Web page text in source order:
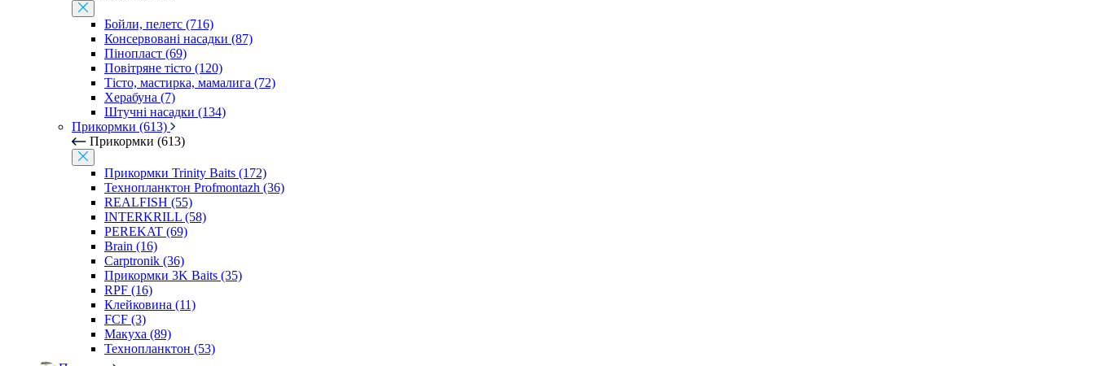
Бойли, пелетс (716)
Консервовані насадки (87)
Пінопласт (69)
Повітряне тісто (120)
Тісто, мастирка, мамалига (72)
Херабуна (7)
Штучні насадки (134)
Прикормки (613)
Прикормки (613)
Прикормки Trinity Baits (172)
Технопланктон Profmontazh (36)
REALFISH (55)
INTERKRILL (58)
PEREKAT (69)
Brain (16)
Carptronik (36)
Прикормки 3K Baits (35)
RPF (16)
Клейковина (11)
FCF (3)
Макуха (89)
Технопланктон (53)